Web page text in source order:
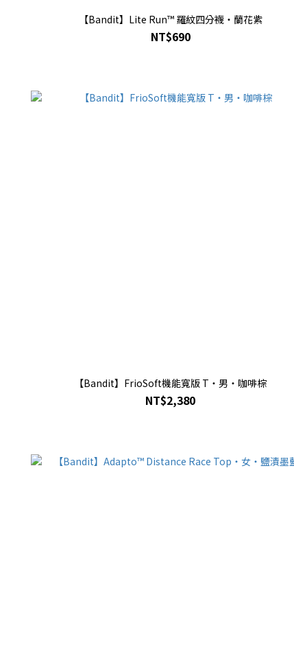
【Bandit】Lite Run™ 羅紋四分襪・蘭花紫
NT$690
【Bandit】FrioSoft機能寬版 T・男・咖啡棕
NT$2,380